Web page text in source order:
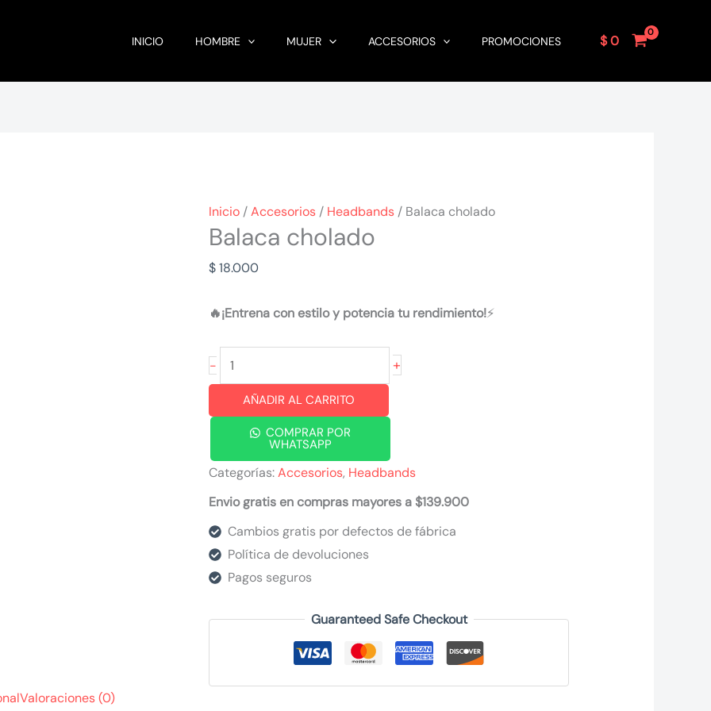
INICIO HOMBRE MUJER ACCESORIOS PROMOCIONES $0
Inicio/Accesorios/ Headbands/ Balaca cholado
Balaca cholado
$18.000
🔥¡Entrena con estilo y potencia tu rendimiento!⚡
-
Balaca
cholado
cantidad
+
AÑADIR AL CARRITO
COMPRAR POR
WHATSAPP
Categorías:Accesorios, Headbands
Envio gratis en compras mayores a $139.900
Cambios gratis por defectos de fábrica
Política de devoluciones
Pagos seguros
Guaranteed Safe Checkout
Valoraciones (0)